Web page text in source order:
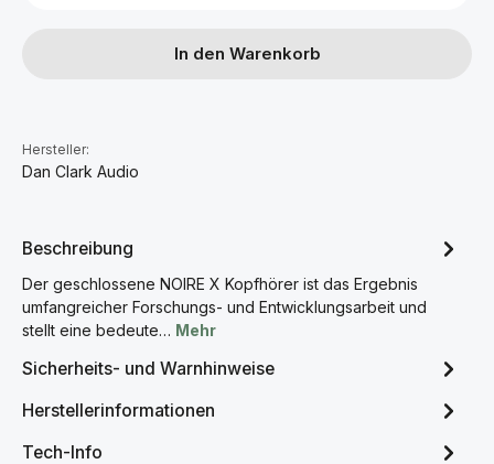
In den Warenkorb
Hersteller:
Dan Clark Audio
Beschreibung
Der geschlossene NOIRE X Kopfhörer ist das Ergebnis
umfangreicher Forschungs- und Entwicklungsarbeit und
stellt eine bedeute… Mehr
Sicherheits- und Warnhinweise
Herstellerinformationen
Tech-Info